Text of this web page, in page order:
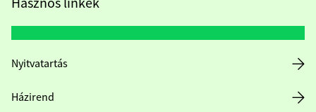
Nyitvatartás
Házirend